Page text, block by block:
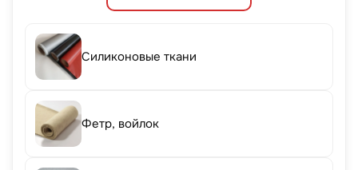
Силиконовые ткани
Фетр, войлок